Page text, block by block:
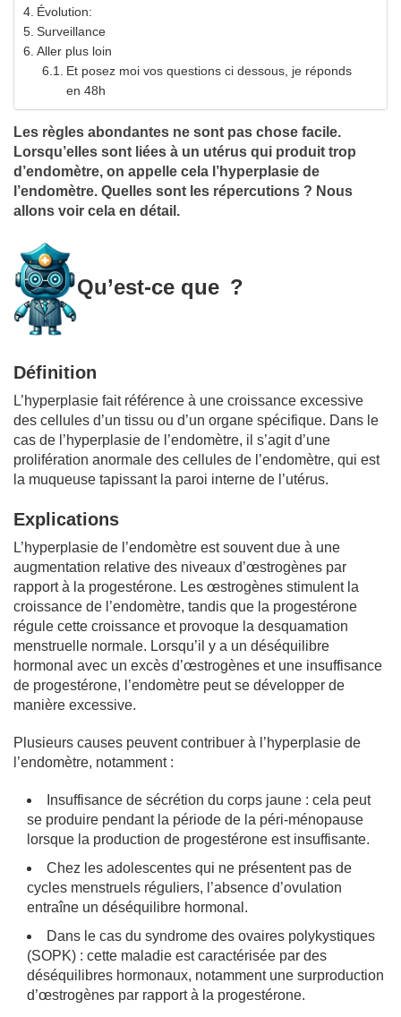
Évolution:
Surveillance
Aller plus loin
Et posez moi vos questions ci dessous, je réponds
en 48h
Les règles abondantes ne sont pas chose facile.
Lorsqu’elles sont liées à un utérus qui produit trop
d’endomètre, on appelle cela l’hyperplasie de
l’endomètre. Quelles sont les répercutions ? Nous
allons voir cela en détail.
Qu’est-ce que ?
Définition
L’hyperplasie fait référence à une croissance excessive
des cellules d’un tissu ou d’un organe spécifique. Dans le
cas de l’hyperplasie de l’endomètre, il s’agit d’une
prolifération anormale des cellules de l’endomètre, qui est
la muqueuse tapissant la paroi interne de l’utérus.
Explications
L’hyperplasie de l’endomètre est souvent due à une
augmentation relative des niveaux d’œstrogènes par
rapport à la progestérone. Les œstrogènes stimulent la
croissance de l’endomètre, tandis que la progestérone
régule cette croissance et provoque la desquamation
menstruelle normale. Lorsqu’il y a un déséquilibre
hormonal avec un excès d’œstrogènes et une insuffisance
de progestérone, l’endomètre peut se développer de
manière excessive.
Plusieurs causes peuvent contribuer à l’hyperplasie de
l’endomètre, notamment :
Insuffisance de sécrétion du corps jaune : cela peut
se produire pendant la période de la péri-ménopause
lorsque la production de progestérone est insuffisante.
Chez les adolescentes qui ne présentent pas de
cycles menstruels réguliers, l’absence d’ovulation
entraîne un déséquilibre hormonal.
Dans le cas du syndrome des ovaires polykystiques
(SOPK) : cette maladie est caractérisée par des
déséquilibres hormonaux, notamment une surproduction
d’œstrogènes par rapport à la progestérone.